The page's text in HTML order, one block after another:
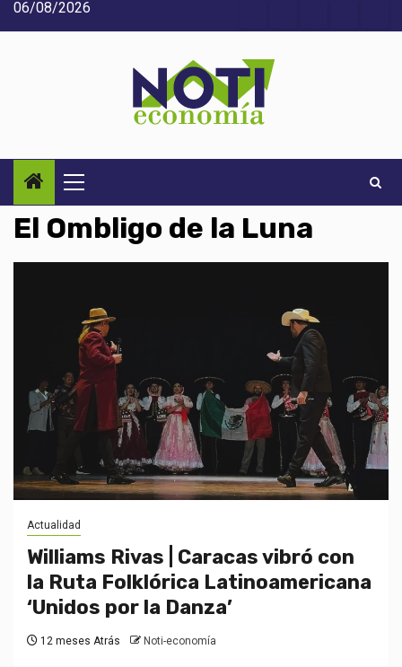
Saltar
al
06/08/2026
Noti-
economía
Menú
principal
El Ombligo de la Luna
Actualidad
Williams Rivas | Caracas vibró con
la Ruta Folklórica Latinoamericana
‘Unidos por la Danza’
12 meses Atrás Noti-economía